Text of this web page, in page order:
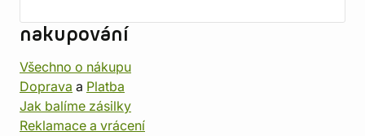
nakupování
Všechno o nákupu
Doprava a Platba
Jak balíme zásilky
Reklamace a vrácení